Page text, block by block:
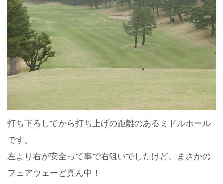
打ち下ろしてから打ち上げの距離のあるミドルホール
です。
左より右が安全って事で右狙いでしたけど、まさかの
フェアウェーど真ん中！